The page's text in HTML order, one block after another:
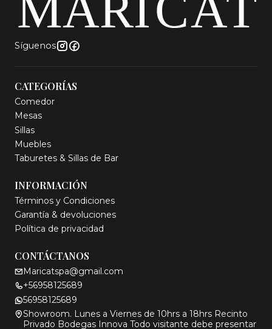
Síguenos
CATEGORÍAS
Comedor
Mesas
Sillas
Muebles
Taburetes & Sillas de Bar
INFORMACIÓN
Términos y Condiciones
Garantía & devoluciones
Política de privacidad
CONTÁCTANOS
Maricatspa@gmail.com
+56958125689
56958125689
Showroom. Lunes a Viernes de 10hrs a 18hrs Recinto
Privado Bodegas Innova Todo visitante debe presentar